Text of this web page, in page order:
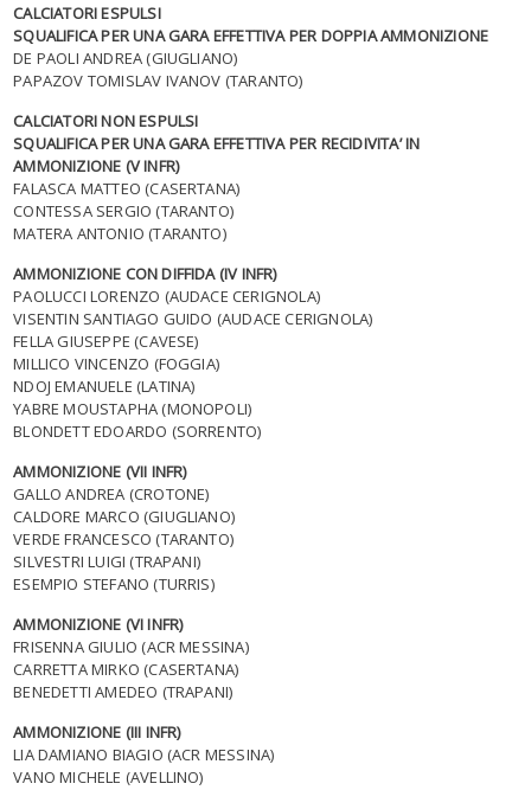
CALCIATORI ESPULSI
SQUALIFICA PER UNA GARA EFFETTIVA PER DOPPIA AMMONIZIONE
DE PAOLI ANDREA (GIUGLIANO)
PAPAZOV TOMISLAV IVANOV (TARANTO)
CALCIATORI NON ESPULSI
SQUALIFICA PER UNA GARA EFFETTIVA PER RECIDIVITA’ IN
AMMONIZIONE (V INFR)
FALASCA MATTEO (CASERTANA)
CONTESSA SERGIO (TARANTO)
MATERA ANTONIO (TARANTO)
AMMONIZIONE CON DIFFIDA (IV INFR)
PAOLUCCI LORENZO (AUDACE CERIGNOLA)
VISENTIN SANTIAGO GUIDO (AUDACE CERIGNOLA)
FELLA GIUSEPPE (CAVESE)
MILLICO VINCENZO (FOGGIA)
NDOJ EMANUELE (LATINA)
YABRE MOUSTAPHA (MONOPOLI)
BLONDETT EDOARDO (SORRENTO)
AMMONIZIONE (VII INFR)
GALLO ANDREA (CROTONE)
CALDORE MARCO (GIUGLIANO)
VERDE FRANCESCO (TARANTO)
SILVESTRI LUIGI (TRAPANI)
ESEMPIO STEFANO (TURRIS)
AMMONIZIONE (VI INFR)
FRISENNA GIULIO (ACR MESSINA)
CARRETTA MIRKO (CASERTANA)
BENEDETTI AMEDEO (TRAPANI)
AMMONIZIONE (III INFR)
LIA DAMIANO BIAGIO (ACR MESSINA)
VANO MICHELE (AVELLINO)